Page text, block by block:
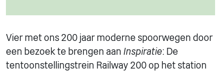
Vier met ons 200 jaar moderne spoorwegen door
een bezoek te brengen aan Inspiratie: De
tentoonstellingstrein Railway 200 op het station